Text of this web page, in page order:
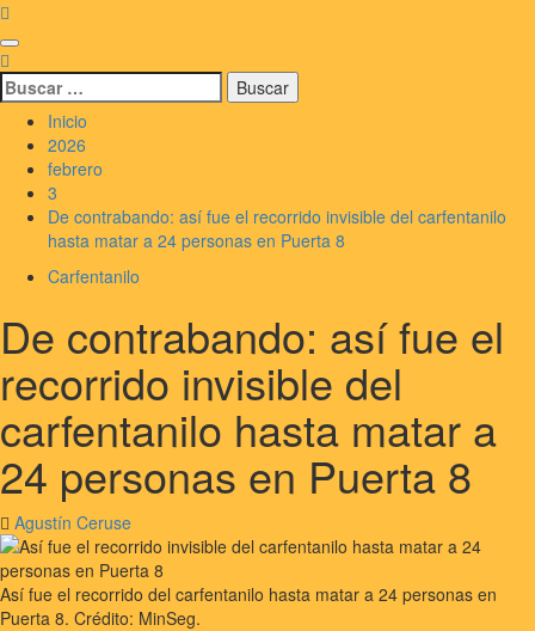
Saltar
al
contenido
Menú
principal
Buscar:
Inicio
2026
febrero
3
De contrabando: así fue el recorrido invisible del carfentanilo
hasta matar a 24 personas en Puerta 8
Carfentanilo
De contrabando: así fue el
recorrido invisible del
carfentanilo hasta matar a
24 personas en Puerta 8
Agustín Ceruse
Así fue el recorrido del carfentanilo hasta matar a 24 personas en
Puerta 8. Crédito: MinSeg.